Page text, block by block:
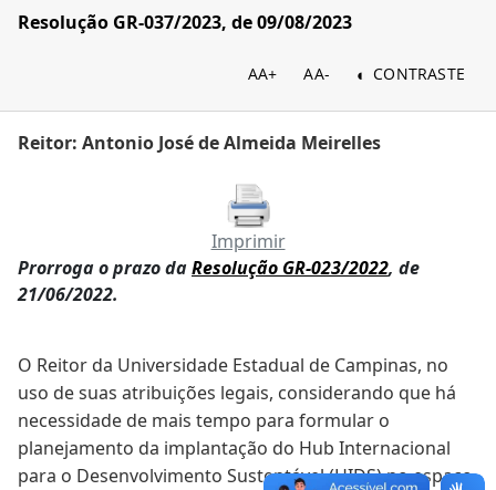
Resolução GR-037/2023, de 09/08/2023
AA+ AA- CONTRASTE
Reitor: Antonio José de Almeida Meirelles
Imprimir
Prorroga o prazo daResolução GR-023/2022, de
21/06/2022.
O Reitor da Universidade Estadual de Campinas, no
uso de suas atribuições legais, considerando que há
necessidade de mais tempo para formular o
planejamento da implantação do Hub Internacional
para o Desenvolvimento Sustentável (HIDS) no espaço